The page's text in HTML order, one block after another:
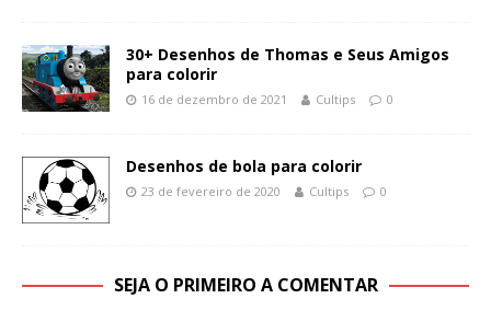
30+ Desenhos de Thomas e Seus Amigos
para colorir
16 de dezembro de 2021 Cultips 0
Desenhos de bola para colorir
23 de fevereiro de 2020 Cultips 0
SEJA O PRIMEIRO A COMENTAR